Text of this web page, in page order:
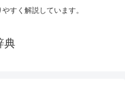
すく解説しています。
典